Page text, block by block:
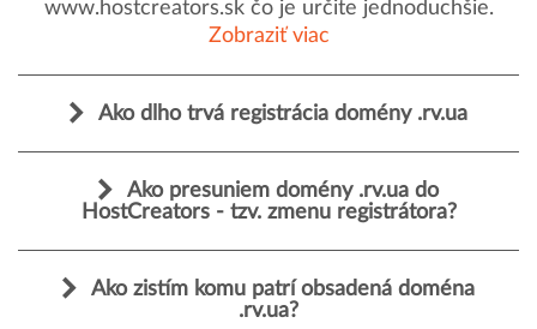
www.hostcreators.sk čo je určite jednoduchšie.
Zobraziť viac
Ako dlho trvá registrácia domény .rv.ua
Ako presuniem domény .rv.ua do
HostCreators - tzv. zmenu registrátora?
Ako zistím komu patrí obsadená doména
.rv.ua?